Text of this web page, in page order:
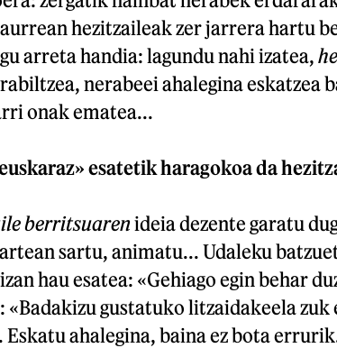
hezitzaileak zer jarrera hartu
arreta handia: lagundu nahi izatea,
nerabeei ahalegina eskatzea
onak ematea...
esatetik haragokoa da
berritsuarenideia dezente garatu
sartu, animatu... Udaleku
hau esatea: «Gehiago egin behar
«Badakizu gustatuko litzaidakeela zuk
Eskatu ahalegina, baina ez bota